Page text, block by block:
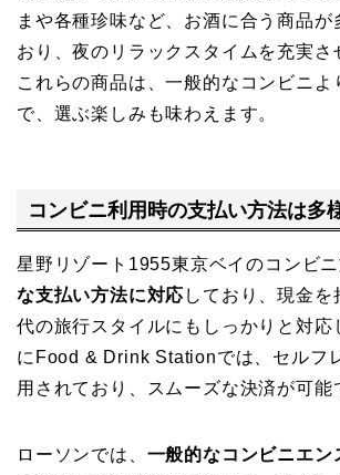
まや各種珍味など、お酒に合う商品が
おり、夜のリラックスタイムを充実さ
これらの商品は、一般的なコンビニよ
で、選ぶ楽しみも味わえます。
コンビニ利用時の支払い方法は多
星野リゾート1955東京ベイのコンビニ
な支払い方法に対応 しており、現金を
代の旅行スタイルにもしっかりと対応
にFood & Drink Stationでは、セルフ
用されており、スムーズな決済が可能
ローソンでは、 一般的なコンビニエン